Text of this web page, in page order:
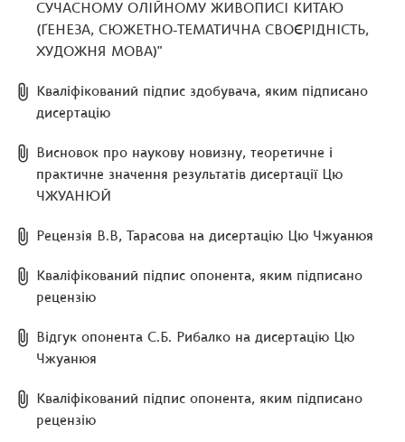
СУЧАСНОМУ ОЛІЙНОМУ ЖИВОПИСІ КИТАЮ
(ҐЕНЕЗА, СЮЖЕТНО-ТЕМАТИЧНА СВОЄРІДНІСТЬ,
ХУДОЖНЯ МОВА)"
Кваліфікований підпис здобувача, яким підписано
дисертацію
Висновок про наукову новизну, теоретичне і
практичне значення результатів дисертації Цю
ЧЖУАНЮЙ
Рецензія В.В, Тарасова на дисертацію Цю Чжуанюя
Кваліфікований підпис опонента, яким підписано
рецензію
Відгук опонента С.Б. Рибалко на дисертацію Цю
Чжуанюя
Кваліфікований підпис опонента, яким підписано
рецензію